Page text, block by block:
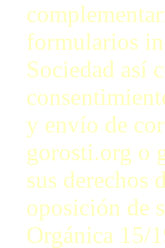
formularios
Sociedad así
y envío de
gorosti.org o
sus derechos
oposición de
Orgánica 15/